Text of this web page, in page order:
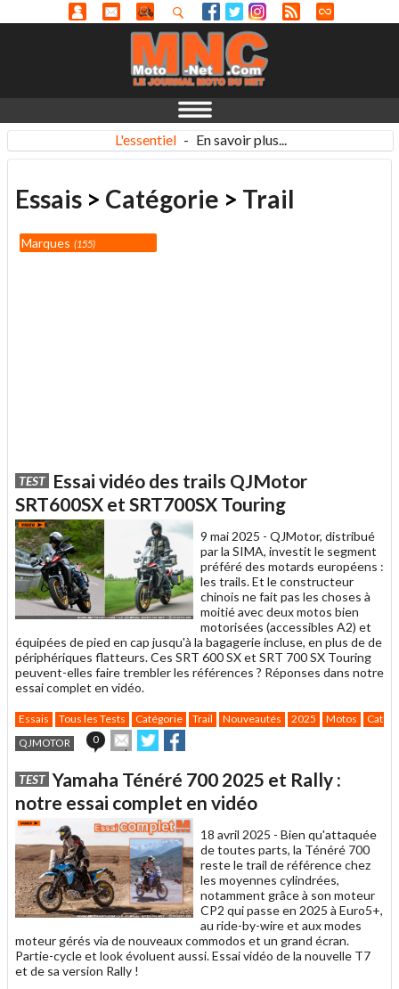
L'essentiel - En savoir plus...
Essais > Catégorie > Trail
Marques 155
TEST Essai vidéo des trails QJMotor
SRT600SX et SRT700SX Touring
9 mai 2025 - QJMotor, distribué
par la SIMA, investit le segment
préféré des motards européens :
les trails. Et le constructeur
chinois ne fait pas les choses à
moitié avec deux motos bien
motorisées (accessibles A2) et
équipées de pied en cap jusqu'à la bagagerie incluse, en plus de de
périphériques flatteurs. Ces SRT 600 SX et SRT 700 SX Touring
peuvent-elles faire trembler les références ? Réponses dans notre
essai complet en vidéo.
Essais Tous les Tests Catégorie Trail Nouveautés 2025 Motos
QJMOTOR
0
Envoyer
cet
à
un
ami
Partager
sur sur
TEST Yamaha Ténéré 700 2025 et Rally :
notre essai complet en vidéo
18 avril 2025 - Bien qu'attaquée
de toutes parts, la Ténéré 700
reste le trail de référence chez
les moyennes cylindrées,
notamment grâce à son moteur
CP2 qui passe en 2025 à Euro5+,
au ride-by-wire et aux modes
moteur gérés via de nouveaux commodos et un grand écran.
Partie-cycle et look évoluent aussi. Essai vidéo de la nouvelle T7
et de sa version Rally !